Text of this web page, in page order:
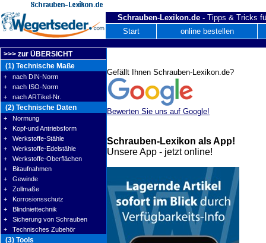
Schrauben-Lexikon.de - Tipps & Tricks
Start
online bestellen
>>> zur ÜBERSICHT
(1) Technische Maße
+ nach DIN-Norm
+ nach ISO-Norm
+ nach ARTikel-Nr.
(2) Technische Daten
+ Normung
+ Kopf-und Antriebsform
+ Werkstoffe-Stähle
+ Werkstoffe-Edelstähle
+ Werkstoffe-Oberflächen
+ Bitaufnahmen
+ Gewinde
+ Zollmaße
+ Korrosionsschutz
+ Blindniettechnik
+ Sicherung von Schrauben
+ Technisches Zubehör
(3) Tools
Gefällt Ihnen Schrauben-Lexikon.de?
Bewerten Sie uns auf Google!
Schrauben-Lexikon als App!
Unsere App - jetzt online!